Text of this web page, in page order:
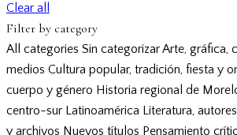
Clear all
Filter by category
All categories Sin categorizarArte, gráfica,
medios Cultura popular, tradición, fiesta y
cuerpo y género Historia regional de
centro-sur Latinoamérica Literatura,
y archivos Nuevos títulos Pensamiento